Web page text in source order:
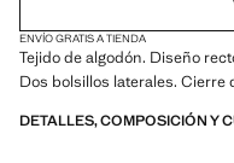
ENVÍO GRATIS A TIENDA
Tejido de algodón. Diseño
Dos bolsillos laterales. Cierre
DETALLES, COMPOSICIÓN Y